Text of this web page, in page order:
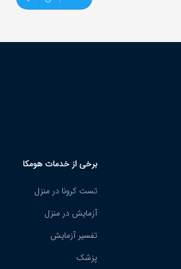
برخی از خدمات هومکا
تست کرونا در منزل
آزمایش در منزل
تفسیر آزمایش
پزشک
هومکا دارای نماد